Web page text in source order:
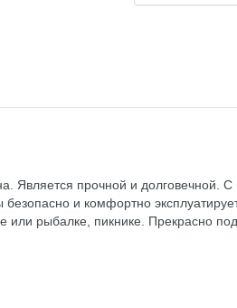
Является прочной и долговечной.
и комфортно
рыбалке, пикнике. Прекрасно